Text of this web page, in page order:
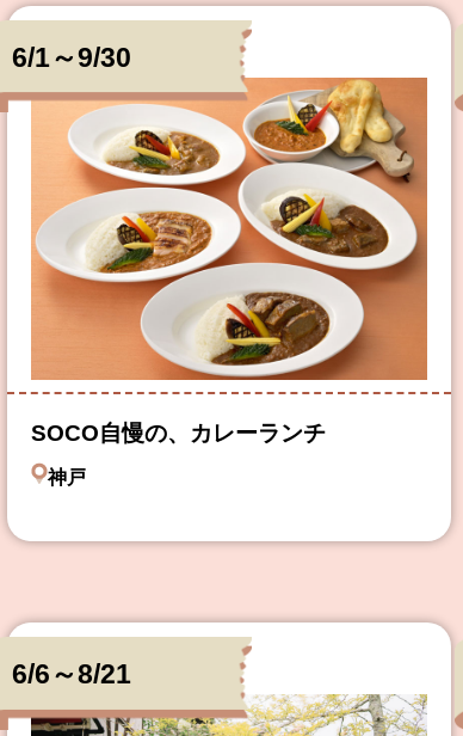
6/1～9/30
SOCO自慢の、カレーランチ
神戸
6/6～8/21